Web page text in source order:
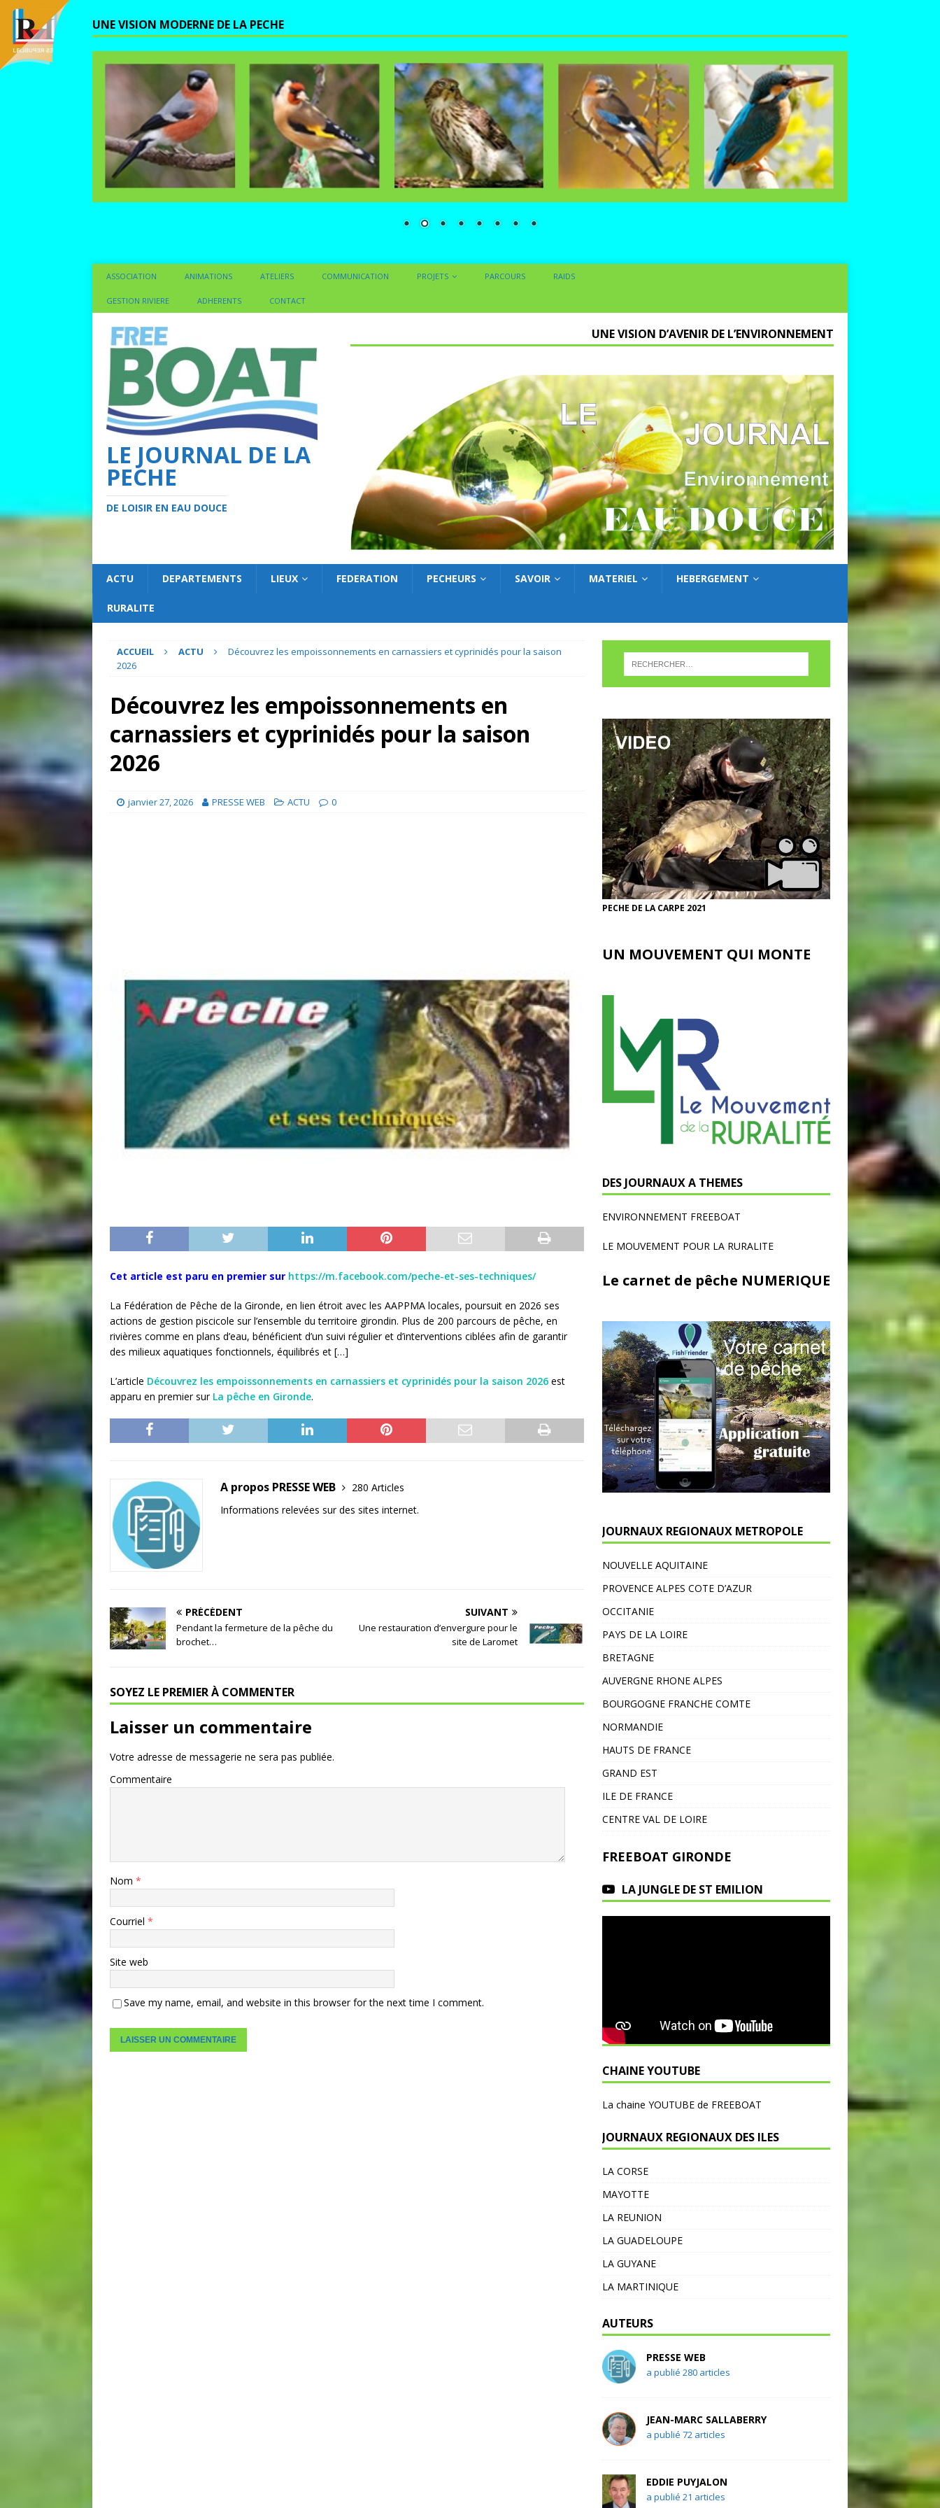
UNE VISION MODERNE DE LA PECHE
ASSOCIATION ANIMATIONS ATELIERS COMMUNICATION PROJETS PARCOURS RAIDS
GESTION RIVIERE ADHERENTS CONTACT
LE JOURNAL DE LA
PECHE
DE LOISIR EN EAU DOUCE
UNE VISION D’AVENIR DE L’ENVIRONNEMENT
ACTU DEPARTEMENTS LIEUX FEDERATION PECHEURS SAVOIR MATERIEL HEBERGEMENT
RURALITE
ACCUEIL ACTU
Découvrez les empoissonnements en carnassiers et cyprinidés pour la saison
2026
Découvrez les empoissonnements en
carnassiers et cyprinidés pour la saison
2026
janvier 27, 2026 PRESSE WEB ACTU 0
Cet article est paru en premier sur https://m.facebook.com/peche-et-ses-techniques/
La Fédération de Pêche de la Gironde, en lien étroit avec les AAPPMA locales, poursuit en 2026 ses
actions de gestion piscicole sur l’ensemble du territoire girondin. Plus de 200 parcours de pêche, en
rivières comme en plans d’eau, bénéficient d’un suivi régulier et d’interventions ciblées afin de garantir
des milieux aquatiques fonctionnels, équilibrés et […]
L’article Découvrez les empoissonnements en carnassiers et cyprinidés pour la saison 2026 est
apparu en premier sur La pêche en Gironde.
A propos PRESSE WEB
280 Articles
Informations relevées sur des sites internet.
PRÉCÉDENT
Pendant la fermeture de la pêche du
brochet…
SUIVANT
Une restauration d’envergure pour le
site de Laromet
SOYEZ LE PREMIER À COMMENTER
Laisser un commentaire
Votre adresse de messagerie ne sera pas publiée.
Commentaire
Nom *
Courriel *
Site web
Save my name, email, and website in this browser for the next time I comment.
PECHE DE LA CARPE 2021
UN MOUVEMENT QUI MONTE
DES JOURNAUX A THEMES
ENVIRONNEMENT FREEBOAT
LE MOUVEMENT POUR LA RURALITE
Le carnet de pêche NUMERIQUE
JOURNAUX REGIONAUX METROPOLE
NOUVELLE AQUITAINE
PROVENCE ALPES COTE D’AZUR
OCCITANIE
PAYS DE LA LOIRE
BRETAGNE
AUVERGNE RHONE ALPES
BOURGOGNE FRANCHE COMTE
NORMANDIE
HAUTS DE FRANCE
GRAND EST
ILE DE FRANCE
CENTRE VAL DE LOIRE
FREEBOAT GIRONDE
LA JUNGLE DE ST EMILION
CHAINE YOUTUBE
La chaine YOUTUBE de FREEBOAT
JOURNAUX REGIONAUX DES ILES
LA CORSE
MAYOTTE
LA REUNION
LA GUADELOUPE
LA GUYANE
LA MARTINIQUE
AUTEURS
PRESSE WEB
a publié 280 articles
JEAN-MARC SALLABERRY
a publié 72 articles
EDDIE PUYJALON
a publié 21 articles